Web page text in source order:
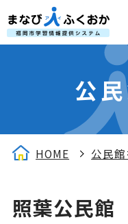
公
HOME 公民
照葉公民館